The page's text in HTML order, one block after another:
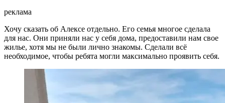
реклама
Хочу сказать об Алексе отдельно. Его семья многое сделала
для нас. Они приняли нас у себя дома, предоставили нам свое
жилье, хотя мы не были лично знакомы. Сделали всё
необходимое, чтобы ребята могли максимально проявить себя.